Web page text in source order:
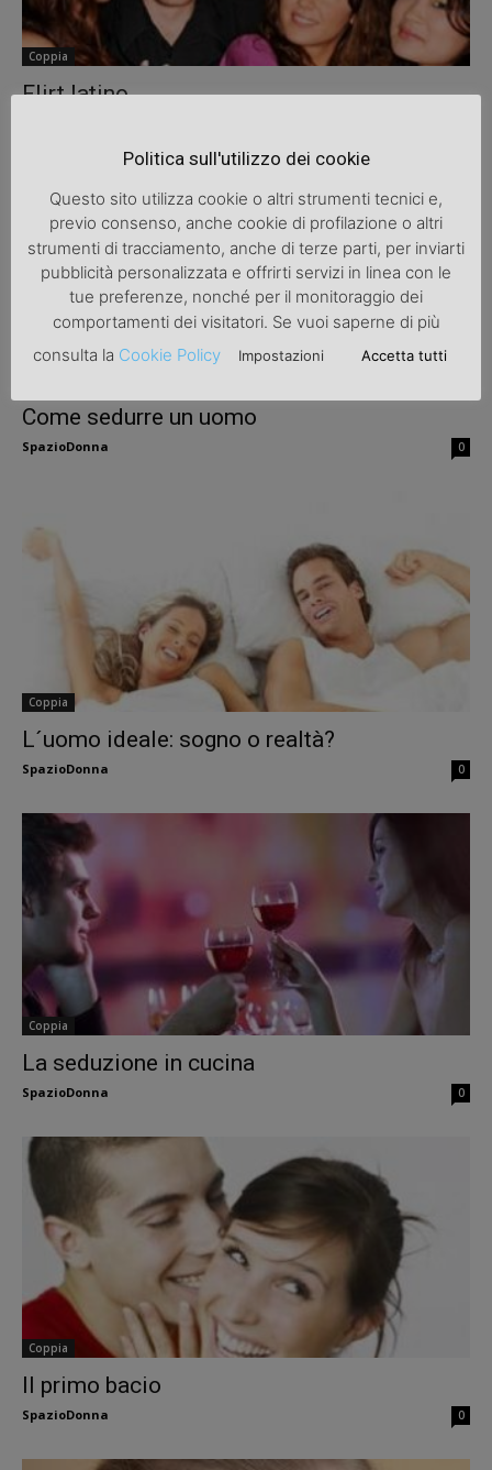
Coppia
Flirt latino
Come sedurre un uomo
SpazioDonna 0
Coppia
L´uomo ideale: sogno o realtà?
SpazioDonna 0
Coppia
La seduzione in cucina
SpazioDonna 0
Coppia
Il primo bacio
SpazioDonna 0
Politica sull'utilizzo dei cookie
Questo sito utilizza cookie o altri strumenti tecnici e,
previo consenso, anche cookie di profilazione o altri
strumenti di tracciamento, anche di terze parti, per inviarti
pubblicità personalizzata e offrirti servizi in linea con le
tue preferenze, nonché per il monitoraggio dei
comportamenti dei visitatori. Se vuoi saperne di più
consulta la Cookie Policy Impostazioni Accetta tutti